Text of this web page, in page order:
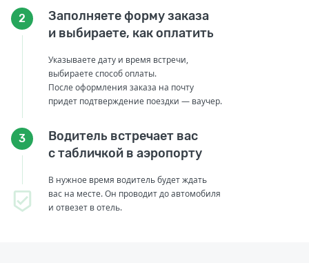
2
Заполняете форму заказа
и выбираете, как оплатить
Указываете дату и время встречи,
выбираете способ оплаты.
После оформления заказа на почту
придет подтверждение поездки — ваучер.
3
Водитель встречает вас
с табличкой в аэропорту
В нужное время водитель будет ждать
вас на месте. Он проводит до автомобиля
и отвезет в отель.